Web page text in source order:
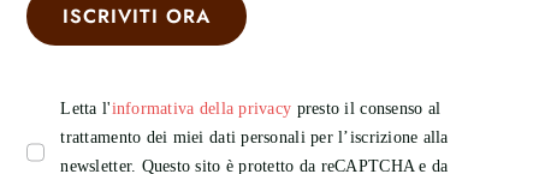
ISCRIVITI ORA
Letta l'informativa della privacy presto il consenso al
trattamento dei miei dati personali per l’iscrizione alla
newsletter. Questo sito è protetto da reCAPTCHA e da